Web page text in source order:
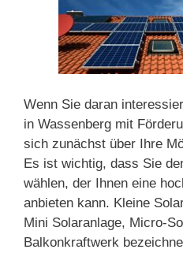
Wenn Sie daran
in Wassenberg mit
sich zunächst über Ihre
Es ist wichtig, dass Sie
wählen, der Ihnen eine
anbieten kann. Kleine
Mini Solaranlage, Micro-
Balkonkraftwerk